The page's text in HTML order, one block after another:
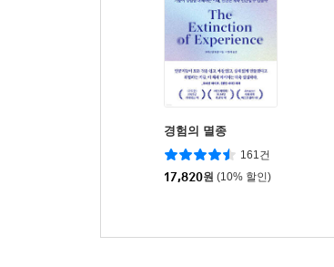
경험의 멸종
161건
17,820원 (10% 할인)